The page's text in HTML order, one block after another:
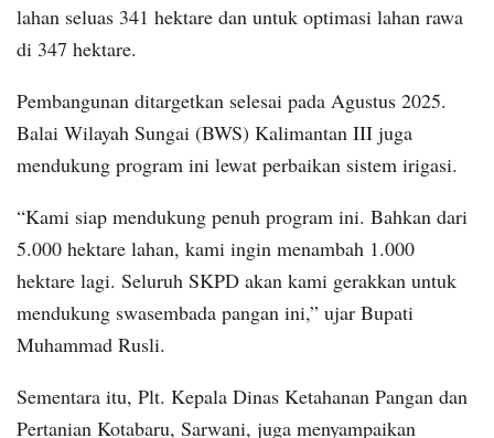
lahan seluas 341 hektare dan untuk optimasi lahan rawa
di 347 hektare.
Pembangunan ditargetkan selesai pada Agustus 2025.
Balai Wilayah Sungai (BWS) Kalimantan III juga
mendukung program ini lewat perbaikan sistem irigasi.
“Kami siap mendukung penuh program ini. Bahkan dari
5.000 hektare lahan, kami ingin menambah 1.000
hektare lagi. Seluruh SKPD akan kami gerakkan untuk
mendukung swasembada pangan ini,” ujar Bupati
Muhammad Rusli.
Sementara itu, Plt. Kepala Dinas Ketahanan Pangan dan
Pertanian Kotabaru, Sarwani, juga menyampaikan